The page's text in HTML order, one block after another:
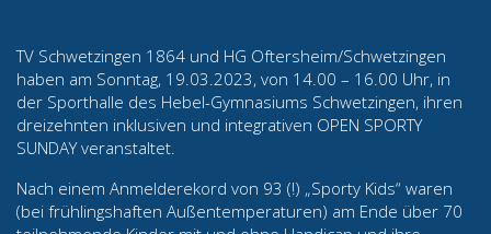
TV Schwetzingen 1864 und HG Oftersheim/Schwetzingen
haben am Sonntag, 19.03.2023, von 14.00 – 16.00 Uhr, in
der Sporthalle des Hebel-Gymnasiums Schwetzingen, ihren
dreizehnten inklusiven und integrativen OPEN SPORTY
SUNDAY veranstaltet.
Nach einem Anmelderekord von 93 (!) „Sporty Kids“ waren
(bei frühlingshaften Außentemperaturen) am Ende über 70